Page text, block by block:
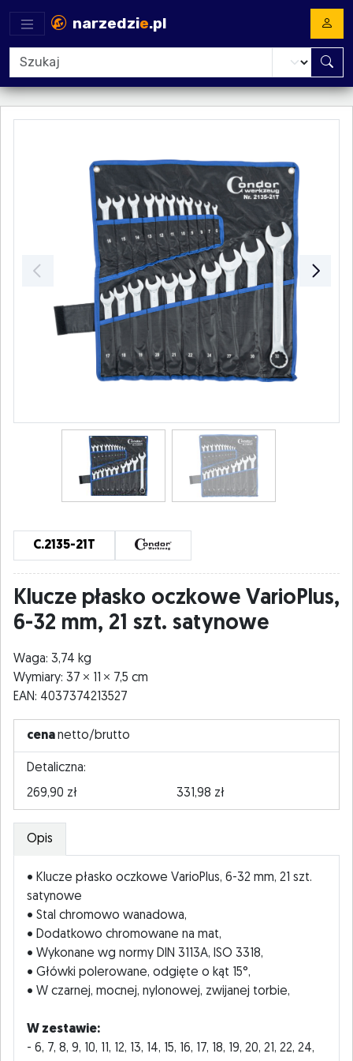
narzedzie.pl
C.2135-21T
Klucze płasko oczkowe VarioPlus,
6-32 mm, 21 szt. satynowe
Waga: 3,74 kg
Wymiary: 37
7,5 cm
EAN: 4037374213527
cenanetto/brutto
Detaliczna:
269,90 zł
331,98 zł
Opis
• Klucze płasko oczkowe VarioPlus, 6-32 mm, 21 szt.
satynowe
• Stal chromowo wanadowa,
• Dodatkowo chromowane na mat,
• Wykonane wg normy DIN 3113A, ISO 3318,
• Główki polerowane, odgięte o kąt 15°,
• W czarnej, mocnej, nylonowej, zwijanej torbie,
W zestawie:
- 6, 7, 8, 9, 10, 11, 12, 13, 14, 15, 16, 17, 18, 19, 20, 21, 22, 24,